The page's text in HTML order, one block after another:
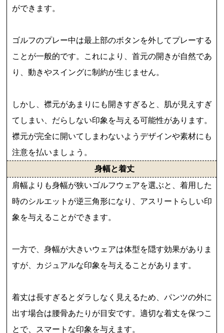
ができます。
ゴルフのプレー中は最上部のボタンを外してプレーする
ことが一般的です。これにより、首元の開きが自然であ
り、動きやスイングに制約が生じません。
しかし、襟元があまりにも開きすぎると、肌が見えすぎ
てしまい、だらしない印象を与える可能性があります。
襟元が完全に開いてしまわないようデザインや素材にも
注意を払いましょう。
身幅と着丈
肩幅よりも身幅が狭いゴルフウェアを選ぶと、着用した
時のシルエットが逆三角形になり、アスリートらしい印
象を与えることができます。
一方で、身幅が大きいウェアは体型を隠す効果がありま
すが、カジュアルな印象を与えることがあります。
着丈は長すぎるとダラしなく見えるため、パンツの外に
出す場合は腰骨あたりが目安です。適切な着丈を保つこ
とで、スマートな印象を与えます。